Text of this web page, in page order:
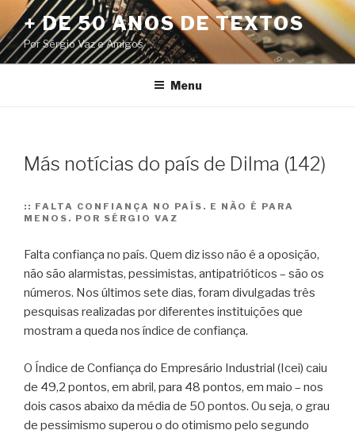
Pular
para
o
conteúdo
+ DE 50 ANOS DE TEXTOS
Por Sérgio Vaz e Amigos
Menu
Más notícias do país de Dilma (142)
:: FALTA CONFIANÇA NO PAÍS. E NÃO É PARA
MENOS. POR SÉRGIO VAZ
Falta confiança no país. Quem diz isso não é a oposição,
não são alarmistas, pessimistas, antipatrióticos – são os
números. Nos últimos sete dias, foram divulgadas três
pesquisas realizadas por diferentes instituições que
mostram a queda nos índice de confiança.
O Índice de Confiança do Empresário Industrial (Icei) caiu
de 49,2 pontos, em abril, para 48 pontos, em maio – nos
dois casos abaixo da média de 50 pontos. Ou seja, o grau
de pessimismo superou o do otimismo pelo segundo